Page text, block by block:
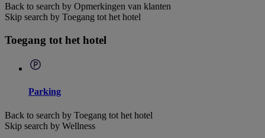
Back to search by Opmerkingen van klanten
Skip search by Toegang tot het hotel
Toegang tot het hotel
Parking
Back to search by Toegang tot het hotel
Skip search by Wellness